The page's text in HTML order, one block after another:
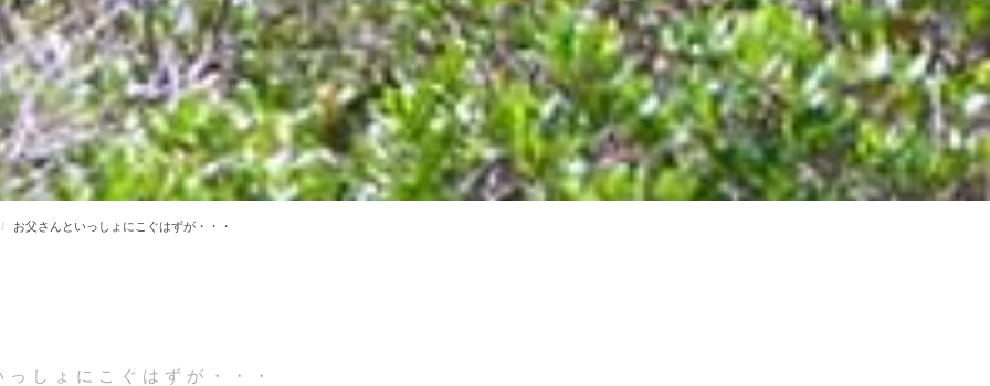
お父さんといっしょにこぐはずが・・・
っしょにこぐはずが・・・